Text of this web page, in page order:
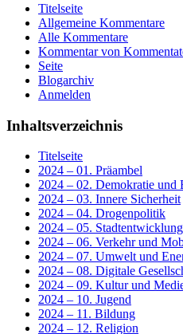
Titelseite
Allgemeine Kommentare
Alle Kommentare
Kommentar von
Seite
Blogarchiv
Anmelden
Inhaltsverzeichnis
Titelseite
2024 – 01. Präambel
2024 – 02. Demokratie und
2024 – 03. Innere Sicherheit
2024 – 04. Drogenpolitik
2024 – 05. Stadtentwicklung
2024 – 06. Verkehr und
2024 – 07. Umwelt und
2024 – 08. Digitale
2024 – 09. Kultur und
2024 – 10. Jugend
2024 – 11. Bildung
2024 – 12. Religion